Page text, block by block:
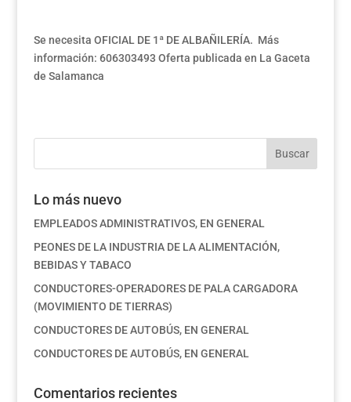
Se necesita OFICIAL DE 1ª DE ALBAÑILERÍA. Más
información: 606303493 Oferta publicada en La Gaceta
de Salamanca
Lo más nuevo
EMPLEADOS ADMINISTRATIVOS, EN GENERAL
PEONES DE LA INDUSTRIA DE LA ALIMENTACIÓN,
BEBIDAS Y TABACO
CONDUCTORES-OPERADORES DE PALA CARGADORA
(MOVIMIENTO DE TIERRAS)
CONDUCTORES DE AUTOBÚS, EN GENERAL
CONDUCTORES DE AUTOBÚS, EN GENERAL
Comentarios recientes